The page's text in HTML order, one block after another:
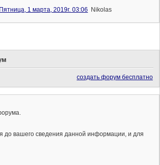
Пятница, 1 марта, 2019г. 03:06 Nikolas
создать форум бесплатно
до вашего сведения данной информации, и для